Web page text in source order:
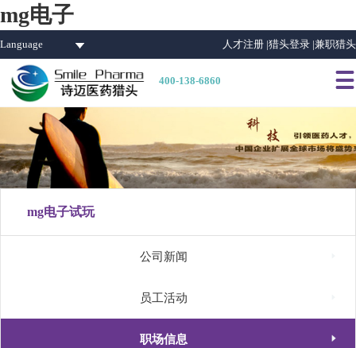
mg电子
Language 人才注册 |猎头登录 |兼职猎头
400-138-6860 
mg电子试玩
公司新闻
员工活动
职场信息 